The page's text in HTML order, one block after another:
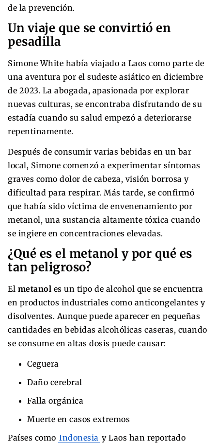
de la prevención.
Un viaje que se convirtió en
pesadilla
Simone White había viajado a Laos como parte de
una aventura por el sudeste asiático en diciembre
de 2023. La abogada, apasionada por explorar
nuevas culturas, se encontraba disfrutando de su
estadía cuando su salud empezó a deteriorarse
repentinamente.
Después de consumir varias bebidas en un bar
local, Simone comenzó a experimentar síntomas
graves como dolor de cabeza, visión borrosa y
dificultad para respirar. Más tarde, se confirmó
que había sido víctima de envenenamiento por
metanol, una sustancia altamente tóxica cuando
se ingiere en concentraciones elevadas.
¿Qué es el metanol y por qué es
tan peligroso?
El metanol es un tipo de alcohol que se encuentra
en productos industriales como anticongelantes y
disolventes. Aunque puede aparecer en pequeñas
cantidades en bebidas alcohólicas caseras, cuando
se consume en altas dosis puede causar:
Ceguera
Daño cerebral
Falla orgánica
Muerte en casos extremos
Países como Indonesia y Laos han reportado